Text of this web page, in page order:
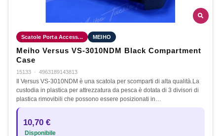
Scatole Porta Access... MEIHO
Meiho Versus VS-3010NDM Black Compartment
Case
15133 · 4963189143813
Il Versus VS-3010NDM è una scatola per scomparti di alta qualità.La
custodia in plastica per attrezzatura da pesca è dotata di 3 divisori di
plastica rimovibili che possono essere posizionati in…
10,70 €
Disponibile